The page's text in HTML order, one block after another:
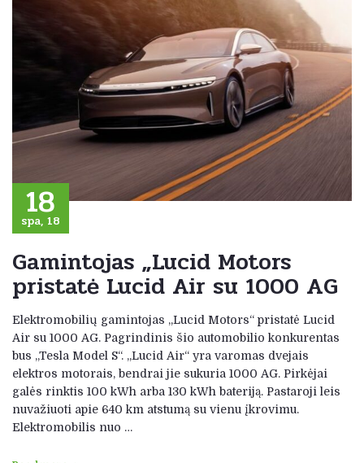
18
spa, 18
Gamintojas „Lucid Motors
pristatė Lucid Air su 1000 AG
Elektromobilių gamintojas „Lucid Motors“ pristatė Lucid
Air su 1000 AG. Pagrindinis šio automobilio konkurentas
bus „Tesla Model S“. „Lucid Air“ yra varomas dvejais
elektros motorais, bendrai jie sukuria 1000 AG. Pirkėjai
galės rinktis 100 kWh arba 130 kWh bateriją. Pastaroji leis
nuvažiuoti apie 640 km atstumą su vienu įkrovimu.
Elektromobilis nuo …